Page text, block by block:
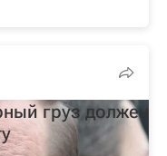
груз должен